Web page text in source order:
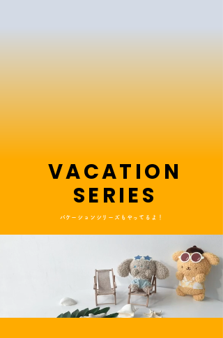
VACATION
SERIES
​バケーションシリーズもやってるよ！